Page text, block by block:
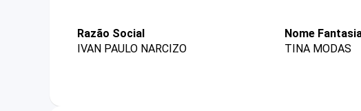
Razão Social
IVAN PAULO NARCIZO
Nome
TINA MODAS